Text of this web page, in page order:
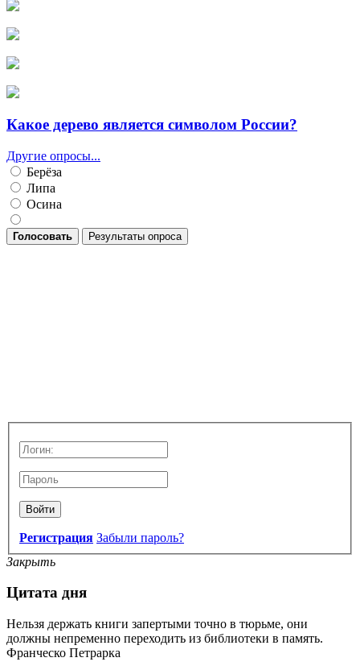
Какое дерево является символом России?
Другие опросы...
Берёза
Липа
Осина
Голосовать Результаты опроса
Войти
Регистрация Забыли пароль?
Закрыть
Цитата дня
Нельзя держать книги запертыми точно в тюрьме, они
должны непременно переходить из библиотеки в память.
Франческо Петрарка